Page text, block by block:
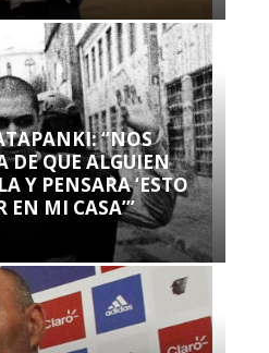
“NOS
DE QUE ALGUIEN
Y PENSARA ‘ESTO
EN MI CASA’”